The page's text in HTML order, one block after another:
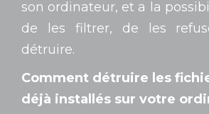
son ordinateur, et a la
de les filtrer, de les
détruire.
Comment détruire les
déjà installés sur votre